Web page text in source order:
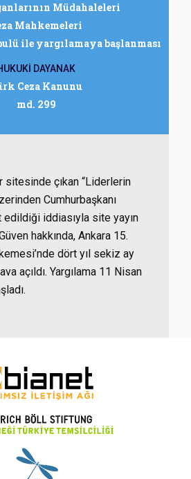
Müdahaleleri
Mahkemeleri
ile yargılamaya başlanması
DAYANAK
Ceza Kanunu
md. 299
sitesinde çıkan “Liderlerin
Cumhurbaşkanı
edildiği iddiasıyla site yayın
hakkında, Ankara 15.
dört yıl sekiz ay
açıldı. Yargılama 11 Nisan